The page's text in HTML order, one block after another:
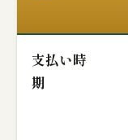
支払い時
期